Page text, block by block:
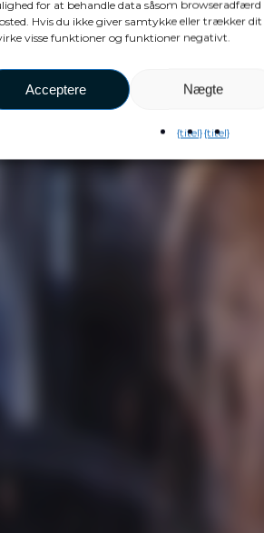
for at behandle data såsom browseradfærd
Hvis du ikke giver samtykke eller trækker
visse funktioner og funktioner negativt.
Acceptere Nægte
{titel}{titel}